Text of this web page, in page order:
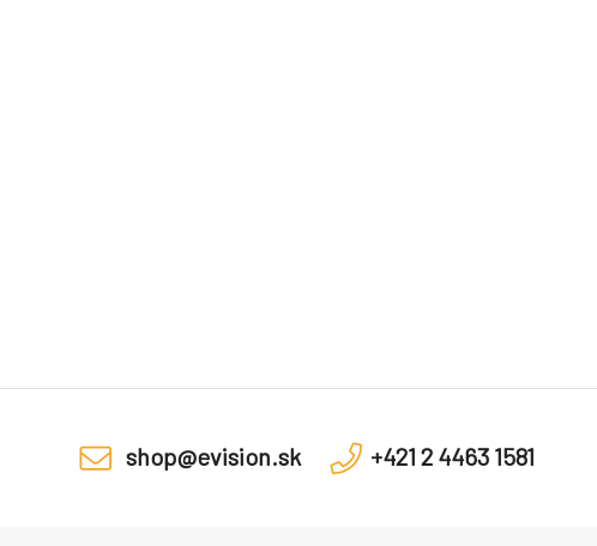
shop@evision.sk +421 2 4463 1581